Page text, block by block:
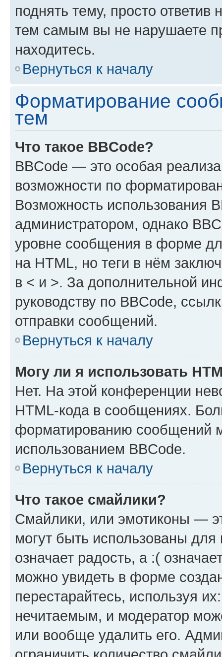
поднять тему, просто ответив
тем самым вы не нарушаете
находитесь.
Вернуться к началу
Форматирование
тем
Что такое BBCode?
BBCode — это особая
возможности по
Возможность использования
администратором, однако
уровне сообщения в форме
на HTML, но теги в нём
в < и >. За дополнительной
руководству по BBCode,
отправки сообщений.
Вернуться к началу
Могу ли я использовать
Нет. На этой конференции
HTML-кода в сообщениях.
форматированию сообщений
использованием BBCode.
Вернуться к началу
Что такое смайлики?
Смайлики, или эмотиконы —
могут быть использованы
означает радость, а :(
можно увидеть в форме
перестарайтесь, используя
нечитаемым, и модератор
или вообще удалить его.